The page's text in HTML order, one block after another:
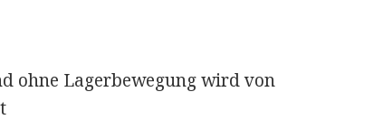
ohne Lagerbewegung wird von